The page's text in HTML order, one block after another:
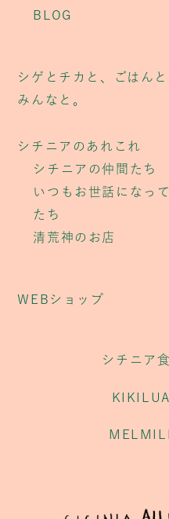
BLOG
シゲとチカと、ごはんと
みんなと。
シチニアのあれこれ
シチニアの仲間たち
いつもお世話になっ
たち
清荒神のお店
WEBショップ
シチニア